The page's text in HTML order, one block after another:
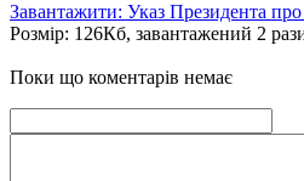
Завантажити: Указ Президента
Розмір: 126Кб, завантажений 2
Поки що коментарів немає